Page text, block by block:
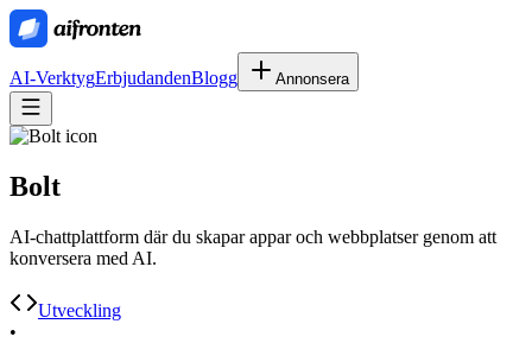
AI-VerktygErbjudandenBlogg Annonsera
Bolt
AI-chattplattform där du skapar appar och webbplatser genom att
konversera med AI.
Utveckling
•